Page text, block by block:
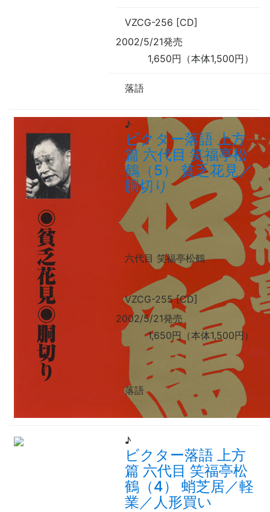
VZCG-256 [CD]
2002/5/21発売
1,650円（本体1,500円）
落語
♪
ビクター落語 上方
篇 六代目 笑福亭松
鶴（5） 貧乏花見／
胴切り
六代目 笑福亭松鶴
VZCG-255 [CD]
2002/5/21発売
1,650円（本体1,500円）
落語
♪
ビクター落語 上方
篇 六代目 笑福亭松
鶴（4） 蛸芝居／軽
業／人形買い